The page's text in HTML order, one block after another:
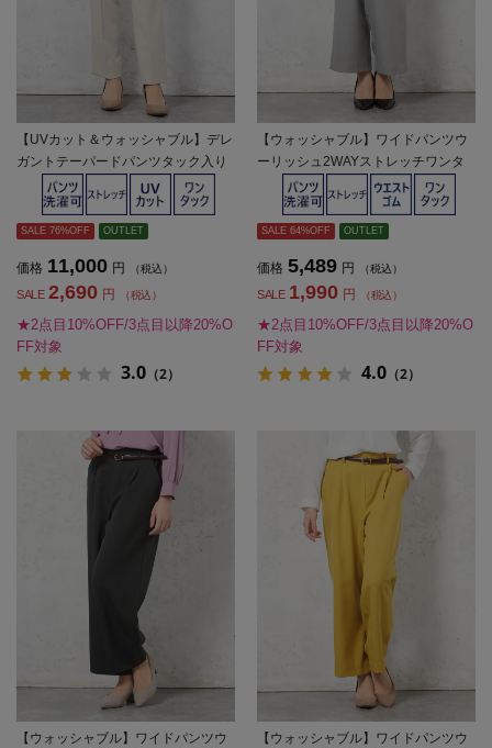
【UVカット＆ウォッシャブル】デレ
ガントテーパードパンツタック入り
ストレッチ無地SOFFICE【レディー
SALE 76%OFF OUTLET
価格 11,000 円 （税込）
SALE 2,690 円 （税込）
★2点目10%OFF/3点目以降20%O
FF対象
3.0 （2）
【ウォッシャブル】ワイドパンツウ
ーリッシュ2WAYストレッチワンタ
ック無地秋冬【レディース】
SALE 64%OFF OUTLET
価格 5,489 円 （税込）
SALE 1,990 円 （税込）
★2点目10%OFF/3点目以降20%O
FF対象
4.0 （2）
【ウォッシャブル】ワイドパンツウ
【ウォッシャブル】ワイドパンツウ